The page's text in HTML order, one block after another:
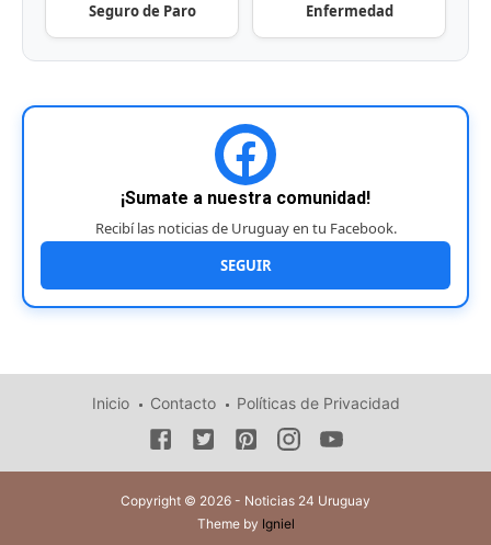
Seguro de Paro Enfermedad
¡Sumate a nuestra comunidad!
Recibí las noticias de Uruguay en tu Facebook.
SEGUIR
Inicio Contacto Políticas de Privacidad
Copyright © 2026 - Noticias 24 Uruguay
Theme by Igniel